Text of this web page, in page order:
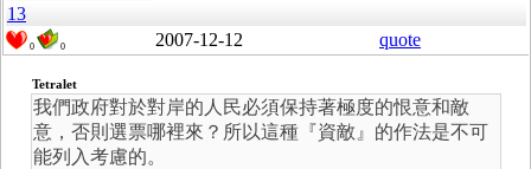
13
0 0 2007-12-12 quote
Tetralet
我們政府對於對岸的人民必須保持著極度的恨意和敵
意，否則選票哪裡來？所以這種『資敵』的作法是不可
能列入考慮的。